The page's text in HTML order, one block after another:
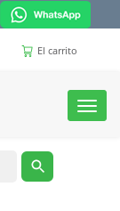
El carrito
Toggle